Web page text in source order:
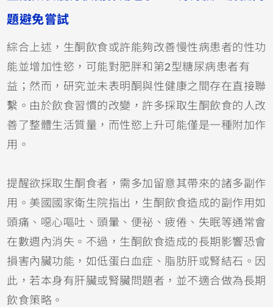
題避免嘗試
綜合上述，生酮飲食或許能夠改善慢性病患者的性功
能並增加性慾，可能對肥胖和第2型糖尿病患者有
益；然而，研究並未表明酮與性健康之間存在直接聯
繫。由於飲食習慣的改變，許多採取生酮飲食的人改
善了整體生活質量，而性慾上升可能僅是一種附加作
用。
提醒欲採取生酮食者，需多加留意其帶來的諸多副作
用。美國國家衛生院指出，生酮飲食造成的副作用如
頭痛、噁心嘔吐、頭暈、便祕、疲倦、失眠等通常會
在數週內消失。不過，生酮飲食造成的長期影響恐會
損害內臟功能，如低蛋白血症、脂肪肝或腎結石。因
此，若本身有肝臟或腎臟問題者，並不適合做為長期
飲食策略。